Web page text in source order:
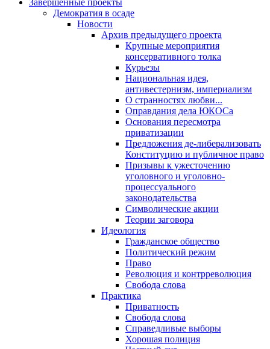
Завершенные проекты
Демократия в осаде
Новости
Архив предыдущего проекта
Крупные мероприятия
консервативного толка
Курьезы
Национальная идея,
антивестернизм, империализм
О странностях любви...
Оправдания дела ЮКОСа
Основания пересмотра
приватизации
Предложения де-либерализовать
Конституцию и публичное право
Призывы к ужесточению
уголовного и уголовно-
процессуального
законодательства
Символические акции
Теории заговора
Идеология
Гражданское общество
Политический режим
Право
Революция и контрреволюция
Свобода слова
Практика
Приватность
Свобода слова
Справедливые выборы
Хорошая полиция